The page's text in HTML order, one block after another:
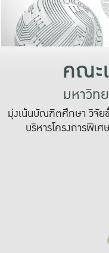
คณะ
มหาวิท
มุ่งเน้นบัณฑิตศึกษา วิจัย
บริหารโครงการพิเ